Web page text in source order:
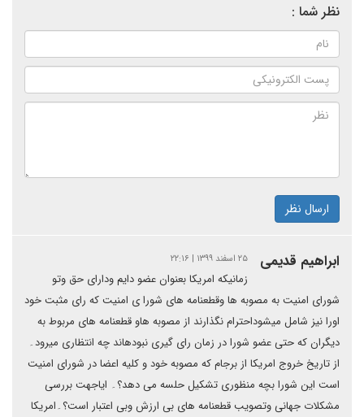
نظر شما :
ارسال نظر
ابراهیم قدیمی ۲۵ اسفند ۱۳۹۹ | ۲۲:۱۶
زمانیکه امریکا بعنوان عضو دایم ودارای حق وتو
شورای امنیت به مصوبه ها وقطعنامه های شورا ی امنیت که رای مثبت خود
اورا نیز شامل میشوداحترام نگذارند از مصوبه هاو قطعنامه های مربوط به
دیگران که حتی عضو شورا در زمان رای گیری نبودهاند چه انتظاری میرود۔
از تاریخ خروج امریکا از برجام که مصوبه خود و کلیه اعضا در شورای امنیت
است این شورا بچه منظوری تشکیل حلسه می دهد؟۔ ایاجهت بررسی
مشکلات جهانی وتصویب قطعنامه های بی ارزش وبی اعتبار است؟۔امریکا